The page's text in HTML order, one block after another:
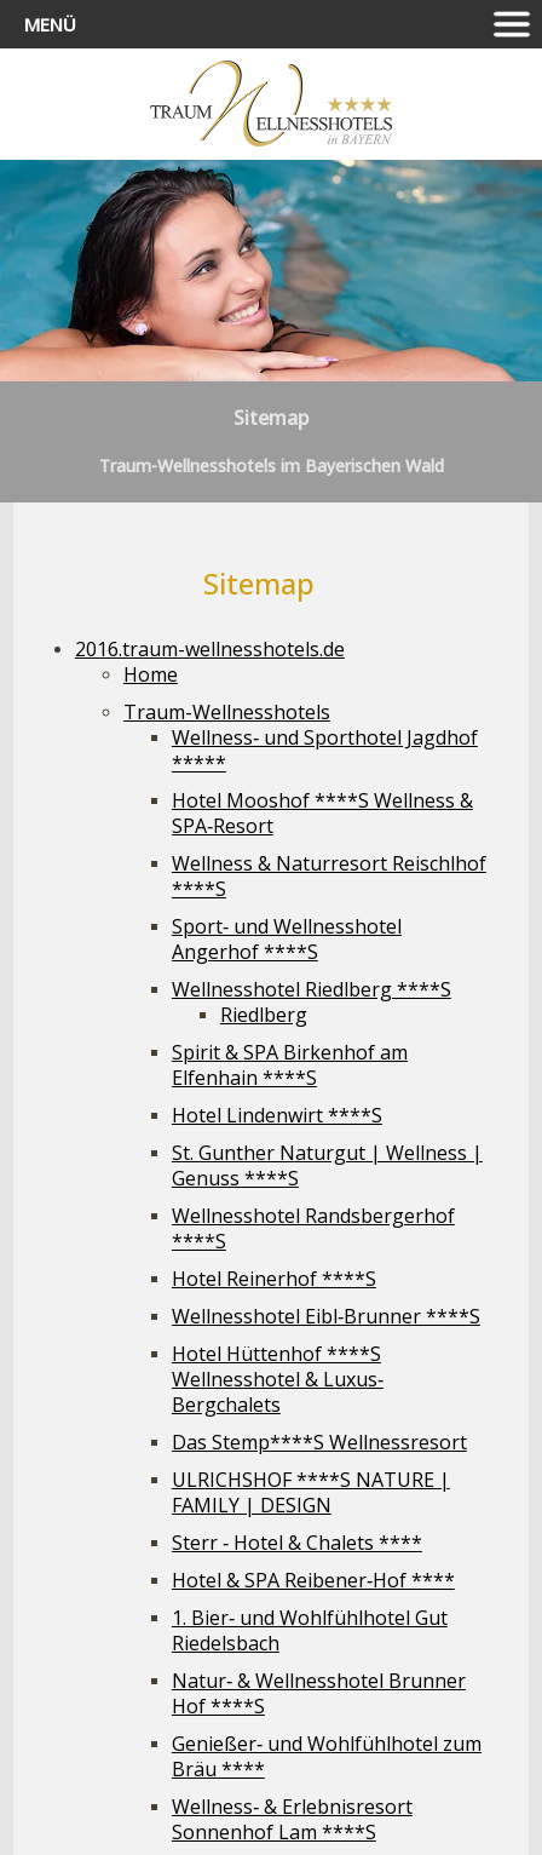
MENÜ
Sitemap
Traum-Wellnesshotels im Bayerischen Wald
Sitemap
2016.traum-wellnesshotels.de
Home
Traum-Wellnesshotels
Wellness‐ und Sporthotel Jagdhof
*****
Hotel Mooshof ****S Wellness &
SPA‐Resort
Wellness & Naturresort Reischlhof
****S
Sport‐ und Wellnesshotel
Angerhof ****S
Wellnesshotel Riedlberg ****S
Riedlberg
Spirit & SPA Birkenhof am
Elfenhain ****S
Hotel Lindenwirt ****S
St. Gunther Naturgut | Wellness |
Genuss ****S
Wellnesshotel Randsbergerhof
****S
Hotel Reinerhof ****S
Wellnesshotel Eibl‐Brunner ****S
Hotel Hüttenhof ****S
Wellnesshotel & Luxus‐
Bergchalets
Das Stemp****S Wellnessresort
ULRICHSHOF ****S NATURE |
FAMILY | DESIGN
Sterr ‐ Hotel & Chalets ****
Hotel & SPA Reibener‐Hof ****
1. Bier‐ und Wohlfühlhotel Gut
Riedelsbach
Natur‐ & Wellnesshotel Brunner
Hof ****S
Genießer‐ und Wohlfühlhotel zum
Bräu ****
Wellness‐ & Erlebnisresort
Sonnenhof Lam ****S